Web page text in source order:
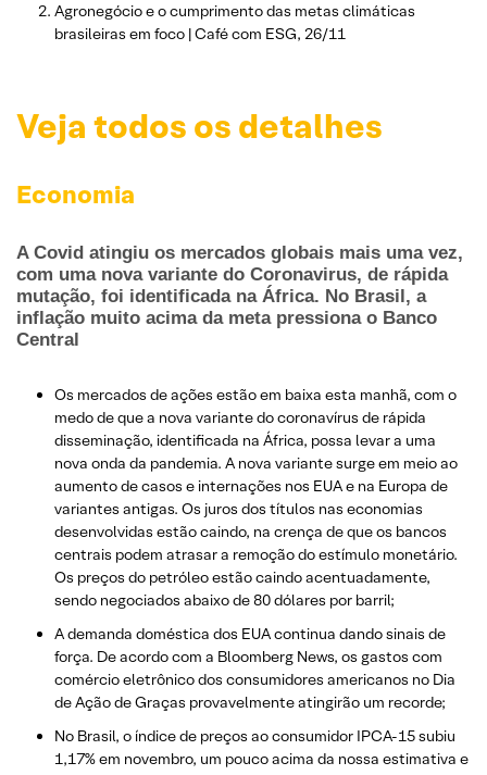
Agronegócio e o cumprimento das metas climáticas
brasileiras em foco | Café com ESG, 26/11
Veja todos os detalhes
Economia
A Covid atingiu os mercados globais mais uma vez,
com uma nova variante do Coronavirus, de rápida
mutação, foi identificada na África. No Brasil, a
inflação muito acima da meta pressiona o Banco
Central
Os mercados de ações estão em baixa esta manhã, com o
medo de que a nova variante do coronavírus de rápida
disseminação, identificada na África, possa levar a uma
nova onda da pandemia. A nova variante surge em meio ao
aumento de casos e internações nos EUA e na Europa de
variantes antigas. Os juros dos títulos nas economias
desenvolvidas estão caindo, na crença de que os bancos
centrais podem atrasar a remoção do estímulo monetário.
Os preços do petróleo estão caindo acentuadamente,
sendo negociados abaixo de 80 dólares por barril;
A demanda doméstica dos EUA continua dando sinais de
força. De acordo com a Bloomberg News, os gastos com
comércio eletrônico dos consumidores americanos no Dia
de Ação de Graças provavelmente atingirão um recorde;
No Brasil, o índice de preços ao consumidor IPCA-15 subiu
1,17% em novembro, um pouco acima da nossa estimativa e